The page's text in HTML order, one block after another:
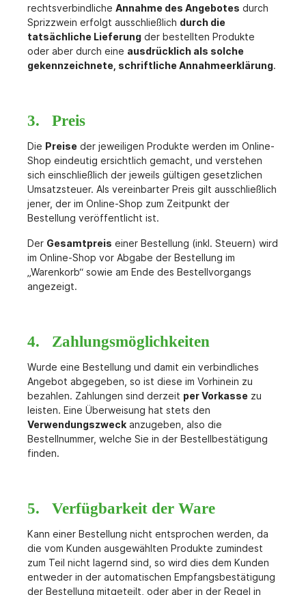
rechtsverbindliche Annahme des Angebotes durch
Sprizzwein erfolgt ausschließlich durch die
tatsächliche Lieferung der bestellten Produkte
oder aber durch eine ausdrücklich als solche
gekennzeichnete, schriftliche Annahmeerklärung.
3. Preis
Die Preise der jeweiligen Produkte werden im Online-
Shop eindeutig ersichtlich gemacht, und verstehen
sich einschließlich der jeweils gültigen gesetzlichen
Umsatzsteuer. Als vereinbarter Preis gilt ausschließlich
jener, der im Online-Shop zum Zeitpunkt der
Bestellung veröffentlicht ist.
Der Gesamtpreis einer Bestellung (inkl. Steuern) wird
im Online-Shop vor Abgabe der Bestellung im
„Warenkorb“ sowie am Ende des Bestellvorgangs
angezeigt.
4. Zahlungsmöglichkeiten
Wurde eine Bestellung und damit ein verbindliches
Angebot abgegeben, so ist diese im Vorhinein zu
bezahlen. Zahlungen sind derzeit per Vorkasse zu
leisten. Eine Überweisung hat stets den
Verwendungszweck anzugeben, also die
Bestellnummer, welche Sie in der Bestellbestätigung
finden.
5. Verfügbarkeit der Ware
Kann einer Bestellung nicht entsprochen werden, da
die vom Kunden ausgewählten Produkte zumindest
zum Teil nicht lagernd sind, so wird dies dem Kunden
entweder in der automatischen Empfangsbestätigung
der Bestellung mitgeteilt, oder aber in der Regel in